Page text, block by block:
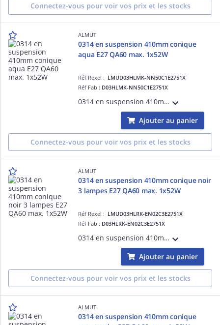
Connectez-vous pour voir vos prix et les stocks
ALMUT
0314 en suspension 410mm conique
aqua E27 QA60 max. 1x52W
Réf Rexel : LMUD03HLMK-NN50C1E2751X
Réf Fab : D03HLMK-NN50C1E2751X
0314 en suspension 410mm coniqueaqua E27 QA60 max. 1x52W
Ajouter au panier
Connectez-vous pour voir vos prix et les stocks
ALMUT
0314 en suspension 410mm conique noir
3 lampes E27 QA60 max. 1x52W
Réf Rexel : LMUD03HLRK-EN02C3E2751X
Réf Fab : D03HLRK-EN02C3E2751X
0314 en suspension 410mm coniquenoir 3 lampes E27 QA60 max. 1x52W
Ajouter au panier
Connectez-vous pour voir vos prix et les stocks
ALMUT
0314 en suspension 410mm conique